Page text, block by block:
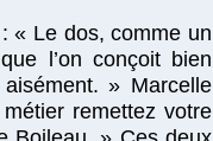
« Le dos, comme un
l’on conçoit bien
» Marcelle
remettez votre